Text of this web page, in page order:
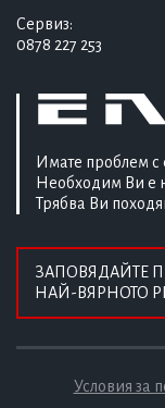
Имате проблем с
Необходим Ви е
Трябва Ви
ЗАПОВЯДАЙТЕ
НАЙ-ВЯРНОТО
Сервиз:
0878 227 253
Условия за